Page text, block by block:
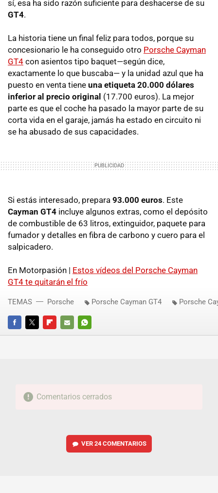
sí, esa ha sido razón suficiente para deshacerse de su
GT4.
La historia tiene un final feliz para todos, porque su
concesionario le ha conseguido otro Porsche Cayman
GT4 con asientos tipo baquet—según dice,
exactamente lo que buscaba— y la unidad azul que ha
puesto en venta tiene una etiqueta 20.000 dólares
inferior al precio original (17.700 euros). La mejor
parte es que el coche ha pasado la mayor parte de su
corta vida en el garaje, jamás ha estado en circuito ni
se ha abusado de sus capacidades.
Si estás interesado, prepara 93.000 euros. Este
Cayman GT4 incluye algunos extras, como el depósito
de combustible de 63 litros, extinguidor, paquete para
fumador y detalles en fibra de carbono y cuero para el
salpicadero.
En Motorpasión | Estos vídeos del Porsche Cayman
GT4 te quitarán el frío
FACEBOOKTWITTERFLIPBOARD
E-
WHATSAPP
TEMAS Porsche Porsche Cayman GT4 Porsche
Comentarios cerrados
VER 24 COMENTARIOS